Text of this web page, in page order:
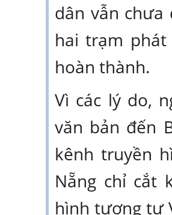
dân vẫn chưa
hai trạm phát
hoàn thành.
Vì các lý do,
văn bản đến
kênh truyền
Nẵng chỉ cắt
hình tương tự